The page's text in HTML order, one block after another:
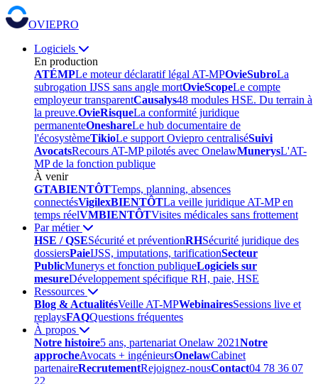
OVIEPRO
Logiciels
En production
ATÉMPLe moteur déclaratif légal AT-MPOvieSubroLa
subrogation IJSS sans angle mortOvieScopeLe compte
employeur transparentCausalys48 modules HSE. Du terrain à
la preuve.OvieRisqueLa conformité juridique
permanenteOneshareLe hub documentaire de
l'écosystèmeTikioLe support Oviepro centraliséSuivi
AvocatsRecours AT-MP pilotés avec OnelawMunerysL'AT-
MP de la fonction publique
À venir
GTABIENTÔTTemps, planning, absences
connectésVigilexBIENTÔTLa veille juridique AT-MP en
temps réelVMBIENTÔTVisites médicales sans frottement
Par métier
HSE / QSESécurité et préventionRHSécurité juridique des
dossiersPaieIJSS, imputations, tarificationSecteur
PublicMunerys et fonction publiqueLogiciels sur
mesureDéveloppement spécifique RH, paie, HSE
Ressources
Blog & ActualitésVeille AT-MPWebinairesSessions live et
replaysFAQQuestions fréquentes
À propos
Notre histoire5 ans, partenariat Onelaw 2021Notre
approcheAvocats + ingénieursOnelawCabinet
partenaireRecrutementRejoignez-nousContact04 78 36 07
22